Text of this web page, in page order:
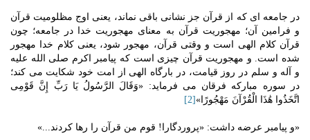
در جامعه ای که از قرآن جز نشانی باقی نماند، یعنی اوج مظلومیت قرآن
و فرامین آن؛ مهجوریت قرآن به معنای مهجوریت خدا در جامعه؛ چون
قرآن کلام الهی است و وقتی قرآن، مهجور شود، یعنی کلام خدا مهجور
شده است. و مهجوریت قرآن چیزی است که پیامبر اکرم صلی الله علیه
و آله و سلم در روز قیامت، در بارگاه الهی از امت خود شکایت می کند؛
در سوره مبارکه فرقان می فرماید: «وَقَالَ الرَّسُولُ یَا رَبِّ إِنَّ قَوْمِی
اتَّخَذُوا هَٰذَا الْقُرْآنَ مَهْجُورًا»[2]
«و پیامبر عرضه داشت: «پروردگارا! قوم من قرآن را رها کردند...»